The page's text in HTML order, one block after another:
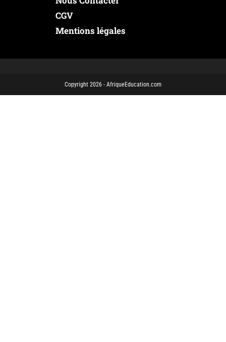
CGV
Mentions légales
Copyright 2026 - AfriqueEducation.com